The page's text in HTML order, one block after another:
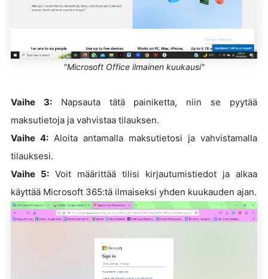
"Microsoft Office ilmainen kuukausi"
Vaihe 3:Napsauta tätä painiketta, niin se pyytää
maksutietoja ja vahvistaa tilauksen.
Vaihe 4: Aloita antamalla maksutietosi ja vahvistamalla
tilauksesi.
Vaihe 5: Voit määrittää tilisi kirjautumistiedot ja alkaa
käyttää Microsoft 365:tä ilmaiseksi yhden kuukauden ajan.